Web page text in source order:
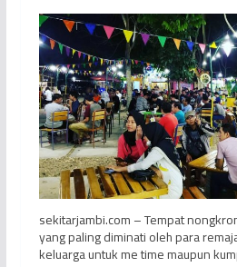
sekitarjambi.com – Tempat
yang paling diminati oleh para
keluarga untuk me time maupun